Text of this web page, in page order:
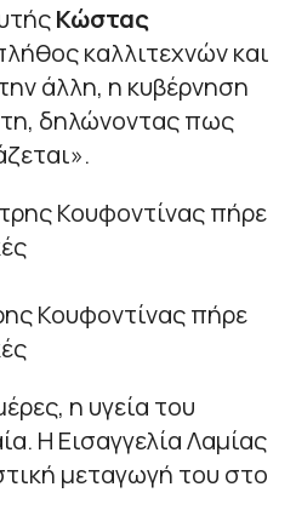
Κώστας
καλλιτεχνών και
άλλη, η κυβέρνηση
δηλώνοντας πως
Κουφοντίνας πήρε
η υγεία του
Η Εισαγγελία Λαμίας
μεταγωγή του στο